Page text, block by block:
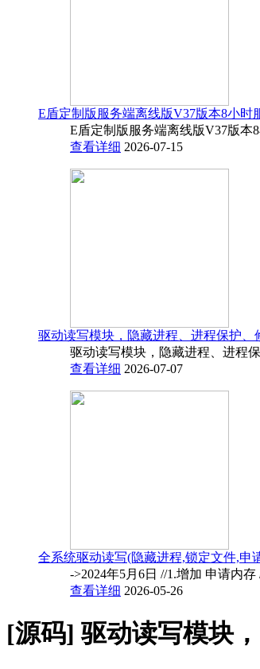
E盾定制版服务端离线版V37版本8小时
E盾定制版服务端离线版V37版
查看详细 2026-07-15
驱动读写模块，隐藏进程、进程保护、
驱动读写模块，隐藏进程、进程
查看详细 2026-07-07
全系统驱动读写(隐藏进程,锁定文件,申
->2024年5月6日 //1.增加 申请内
查看详细 2026-05-26
[源码] 驱动读写模块